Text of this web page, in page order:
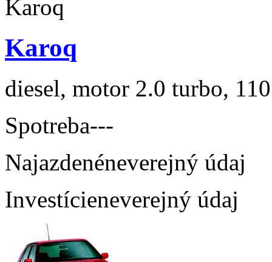
Karoq
diesel, motor 2.0 turbo,
Spotreba---
Najazdenéneverejný údaj
Investícieneverejný údaj